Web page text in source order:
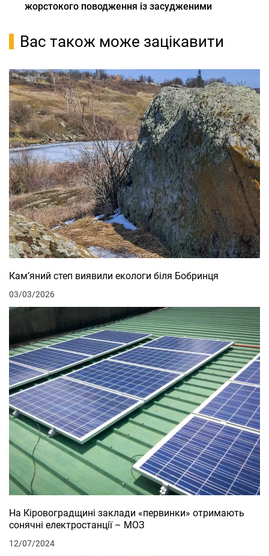
жорстокого поводження із засудженими
Вас також може зацікавити
Кам’яний степ виявили екологи біля Бобринця
03/03/2026
На Кіровоградщині заклади «первинки» отримають
сонячні електростанції – МОЗ
12/07/2024